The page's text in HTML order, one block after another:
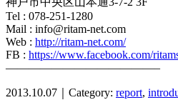
Tel : 078-251-1280
Mail : info@ritam-net.com
Web : http://ritam-net.com/
FB : https://www.facebook.com/
—————————————–
2013.10.07｜Category: report,